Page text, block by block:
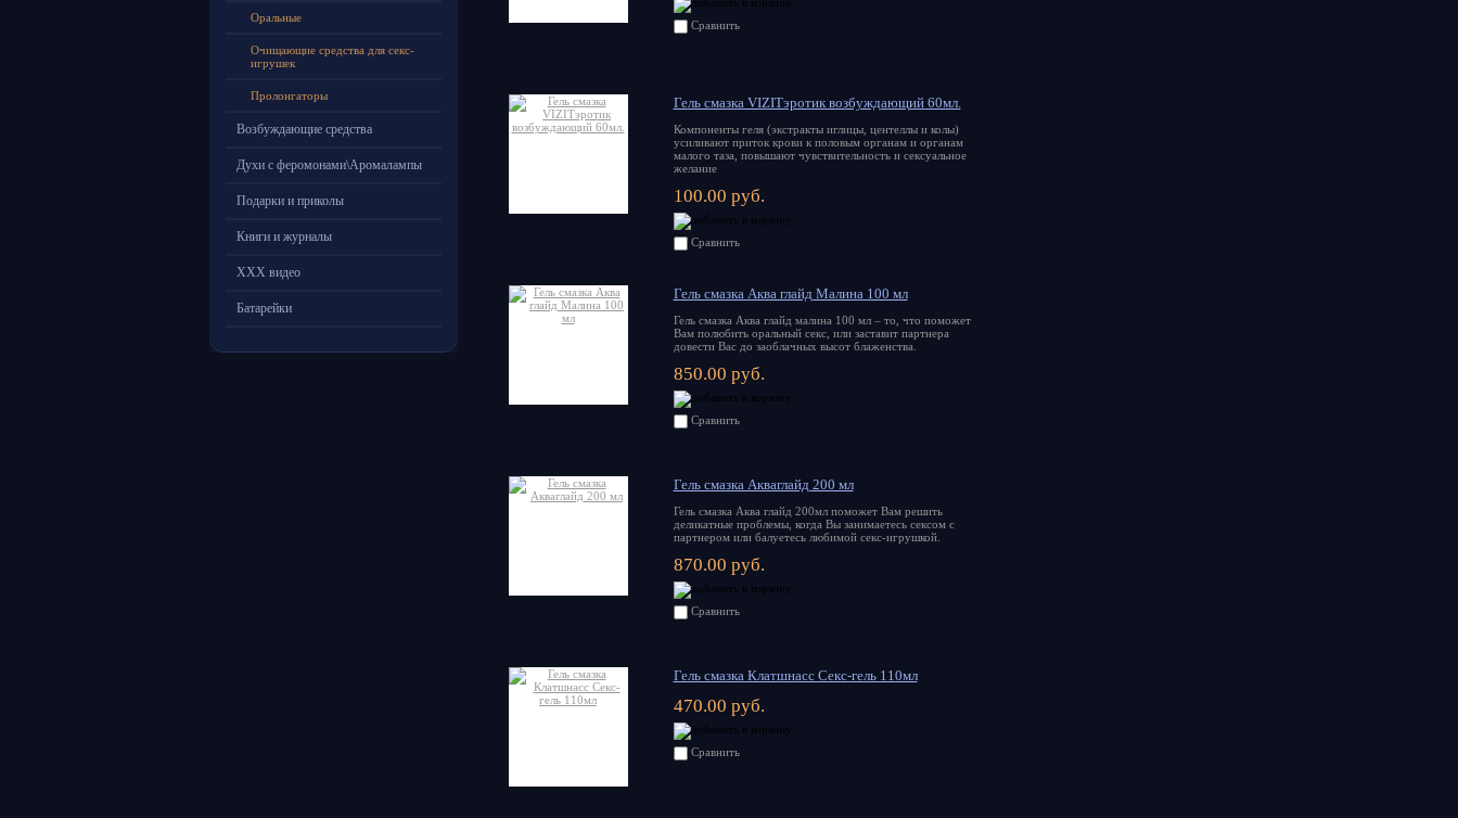
Оральные
Очищающие средства для секс-
игрушек
Пролонгаторы
Возбуждающие средства
Духи с феромонами\Аромалампы
Подарки и приколы
Книги и журналы
ХХХ видео
Батарейки
Сравнить
Гель смазка VIZITэротик возбуждающий 60мл.
Компоненты геля (экстракты иглицы, центеллы и колы)
усиливают приток крови к половым органам и органам
малого таза, повышают чувствительность и сексуальное
желание
100.00 руб.
Сравнить
Гель смазка Аква глайд Малина 100 мл
Гель смазка Аква глайд малина 100 мл – то, что поможет
Вам полюбить оральный секс, или заставит партнера
довести Вас до заоблачных высот блаженства.
850.00 руб.
Сравнить
Гель смазка Акваглайд 200 мл
Гель смазка Аква глайд 200мл поможет Вам решить
деликатные проблемы, когда Вы занимаетесь сексом с
партнером или балуетесь любимой секс-игрушкой.
870.00 руб.
Сравнить
Гель смазка Клатшнасс Секс-гель 110мл
470.00 руб.
Сравнить